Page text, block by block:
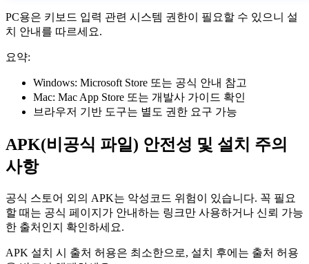
PC용은 키보드 입력 관련 시스템 권한이 필요할 수 있으니 설
치 안내를 따르세요.
요약:
Windows: Microsoft Store 또는 공식 안내 참고
Mac: Mac App Store 또는 개발사 가이드 확인
브라우저 기반 도구는 별도 권한 요구 가능
APK(비공식 파일) 안전성 및 설치 주의
사항
공식 스토어 외의 APK는 악성코드 위험이 있습니다. 꼭 필요
할 때는 공식 페이지가 안내하는 링크만 사용하거나 신뢰 가능
한 출처인지 확인하세요.
APK 설치 시 출처 허용은 최소한으로, 설치 후에는 출처 허용